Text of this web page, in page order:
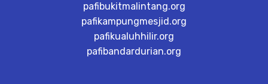
pafibukitmalintang.org
pafikampungmesjid.org
pafikualuhhilir.org
pafibandardurian.org